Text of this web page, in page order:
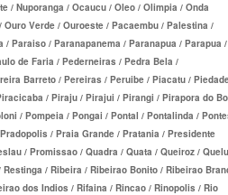
/ Nuporanga / Ocaucu / Oleo / Olimpia / Onda
Verde / Ouroeste / Pacaembu / Palestina /
Paraiso / Paranapanema / Paranapua / Parapua /
de Faria / Pederneiras / Pedra Bela /
Barreto / Pereiras / Peruibe / Piacatu /
/ Piraju / Pirajui / Pirangi / Pirapora do
/ Pompeia / Pongai / Pontal / Pontalinda /
/ Praia Grande / Pratania / Presidente
/ Promissao / Quadra / Quata / Queiroz /
/ Ribeira / Ribeirao Bonito / Ribeirao
dos Indios / Rifaina / Rincao / Rinopolis / Rio